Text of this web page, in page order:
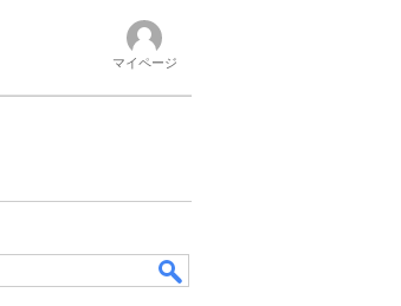
マイページ